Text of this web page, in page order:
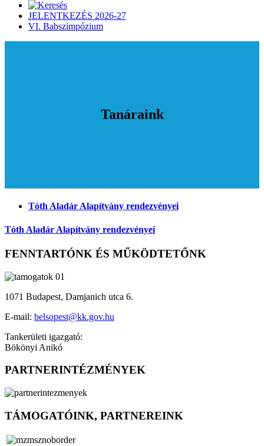
JELENTKEZÉS 2026-27
VI. Babszimpózium
Tanáraink
Tóth Aladár Alapítvány rendezvényei
Tóth Aladár Alapítvány rendezvényei
FENNTARTÓNK ÉS MŰKÖDTETŐNK
1071 Budapest, Damjanich utca 6.
E-mail: belsopest@kk.gov.hu
Tankerületi igazgató:
Bökönyi Anikó
PARTNERINTÉZMÉNYEK
TÁMOGATÓINK, PARTNEREINK